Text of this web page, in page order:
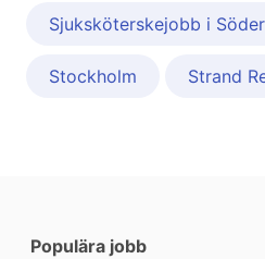
Sjuksköterskejobb i
Stockholm Strand
Populära jobb